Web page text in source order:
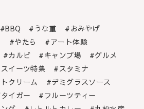
BBQ うな重
おみやげ
やたら
アート体験
カルビ キャンプ場
グルメ
スイーツ特集
スタミナ
クリーム
デミグラスソース
イガー
フルーツティー